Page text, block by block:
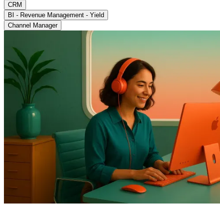
CRM
BI - Revenue Management - Yield
Channel Manager